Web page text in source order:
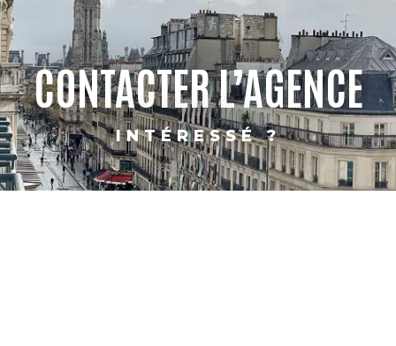
CONTACTER L’AGENCE
INTÉRESSÉ ?